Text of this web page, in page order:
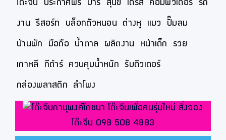
โต๊ะจีน
ประกาศฟรี บาร์ สุนัข เดรส คอมพิวเตอร์ รถ
งาน รีสอร์ท บล็อกตัวหนอน ต่างหู แมว ปั๊มลม
บ้านพัก มือถือ น้ำตาล ผลิตงาน หน้าเด็ก รวย
เกาหลี กีต้าร์ ควบคุมน้ำหนัก รับติวเตอร์
กล่องพลาสติก ลำโพง